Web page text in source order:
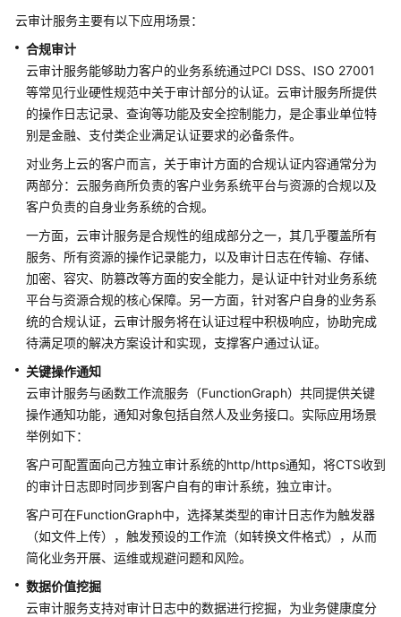
图
解
云
审
服
务
什
是
云
审
计
服
务
工
原
理
使
场
景
产
品
云审计服务主要有以下应用场景：
合规审计
云审计服务能够助力客户的业务系统通过PCI DSS、ISO 27001
等常见行业硬性规范中关于审计部分的认证。云审计服务所提供
的操作日志记录、查询等功能及安全控制能力，是企事业单位特
别是金融、支付类企业满足认证要求的必备条件。
对业务上云的客户而言，关于审计方面的合规认证内容通常分为
两部分：云服务商所负责的客户业务系统平台与资源的合规以及
客户负责的自身业务系统的合规。
一方面，云审计服务是合规性的组成部分之一，其几乎覆盖所有
服务、所有资源的操作记录能力，以及审计日志在传输、存储、
加密、容灾、防篡改等方面的安全能力，是认证中针对业务系统
平台与资源合规的核心保障。另一方面，针对客户自身的业务系
统的合规认证，云审计服务将在认证过程中积极响应，协助完成
待满足项的解决方案设计和实现，支撑客户通过认证。
关键操作通知
云审计服务与函数工作流服务（FunctionGraph）共同提供关键
操作通知功能，通知对象包括自然人及业务接口。实际应用场景
举例如下：
客户可配置面向己方独立审计系统的http/https通知，将CTS收到
的审计日志即时同步到客户自有的审计系统，独立审计。
客户可在FunctionGraph中，选择某类型的审计日志作为触发器
（如文件上传），触发预设的工作流（如转换文件格式），从而
简化业务开展、运维或规避问题和风险。
数据价值挖掘
云审计服务支持对审计日志中的数据进行挖掘，为业务健康度分